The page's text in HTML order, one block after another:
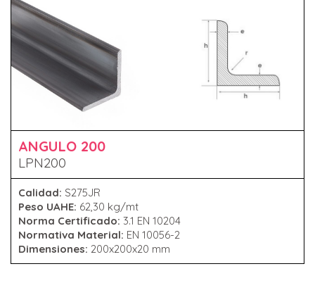
ANGULO 200
LPN200
Calidad: S275JR
Peso UAHE: 62,30 kg/mt
Norma Certificado: 3.1 EN 10204
Normativa Material: EN 10056-2
Dimensiones: 200x200x20 mm